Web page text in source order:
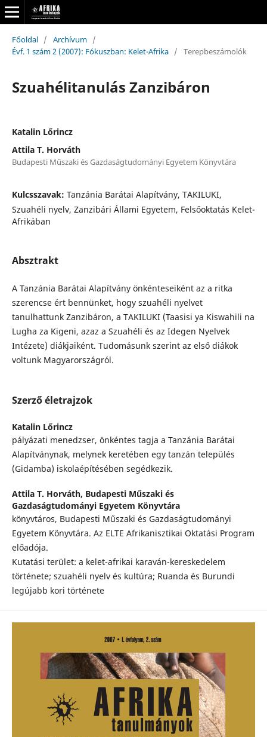
Főoldal / Archívum /
Évf. 1 szám 2 (2007): Fókuszban: Kelet-Afrika / Terepbeszámolók
Szuahélitanulás Zanzibáron
Katalin Lőrincz
Attila T. Horváth
Budapesti Műszaki és Gazdaságtudományi Egyetem Könyvtára
Kulcsszavak: Tanzánia Barátai Alapítvány, TAKILUKI,
Szuahéli nyelv, Zanzibári Állami Egyetem, Felsőoktatás Kelet-
Afrikában
Absztrakt
A Tanzánia Barátai Alapítvány önkénteseiként az a ritka
szerencse ért bennünket, hogy szuahéli nyelvet
tanulhattunk Zanzibáron, a TAKILUKI (Taasisi ya Kiswahili na
Lugha za Kigeni, azaz a Szuahéli és az Idegen Nyelvek
Intézete) diákjaiként. Tudomásunk szerint az első diákok
voltunk Magyarországról.
Szerző életrajzok
Katalin Lőrincz
pályázati menedzser, önkéntes tagja a Tanzánia Barátai
Alapítványnak, melynek keretében egy tanzán település
(Gidamba) iskolaépítésében segédkezik.
Attila T. Horváth, Budapesti Műszaki és
Gazdaságtudományi Egyetem Könyvtára
könyvtáros, Budapesti Műszaki és Gazdaságtudományi
Egyetem Könyvtára. Az ELTE Afrikanisztikai Oktatási Program
előadója.
Kutatási terület: a kelet-afrikai karaván-kereskedelem
története; szuahéli nyelv és kultúra; Ruanda és Burundi
legújabb kori története